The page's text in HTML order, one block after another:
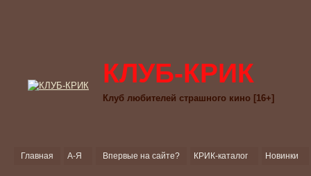
КЛУБ-КРИК
Клуб любителей страшного кино [16+]
Главная А-Я Впервые на сайте? КРИК-каталог Новинки